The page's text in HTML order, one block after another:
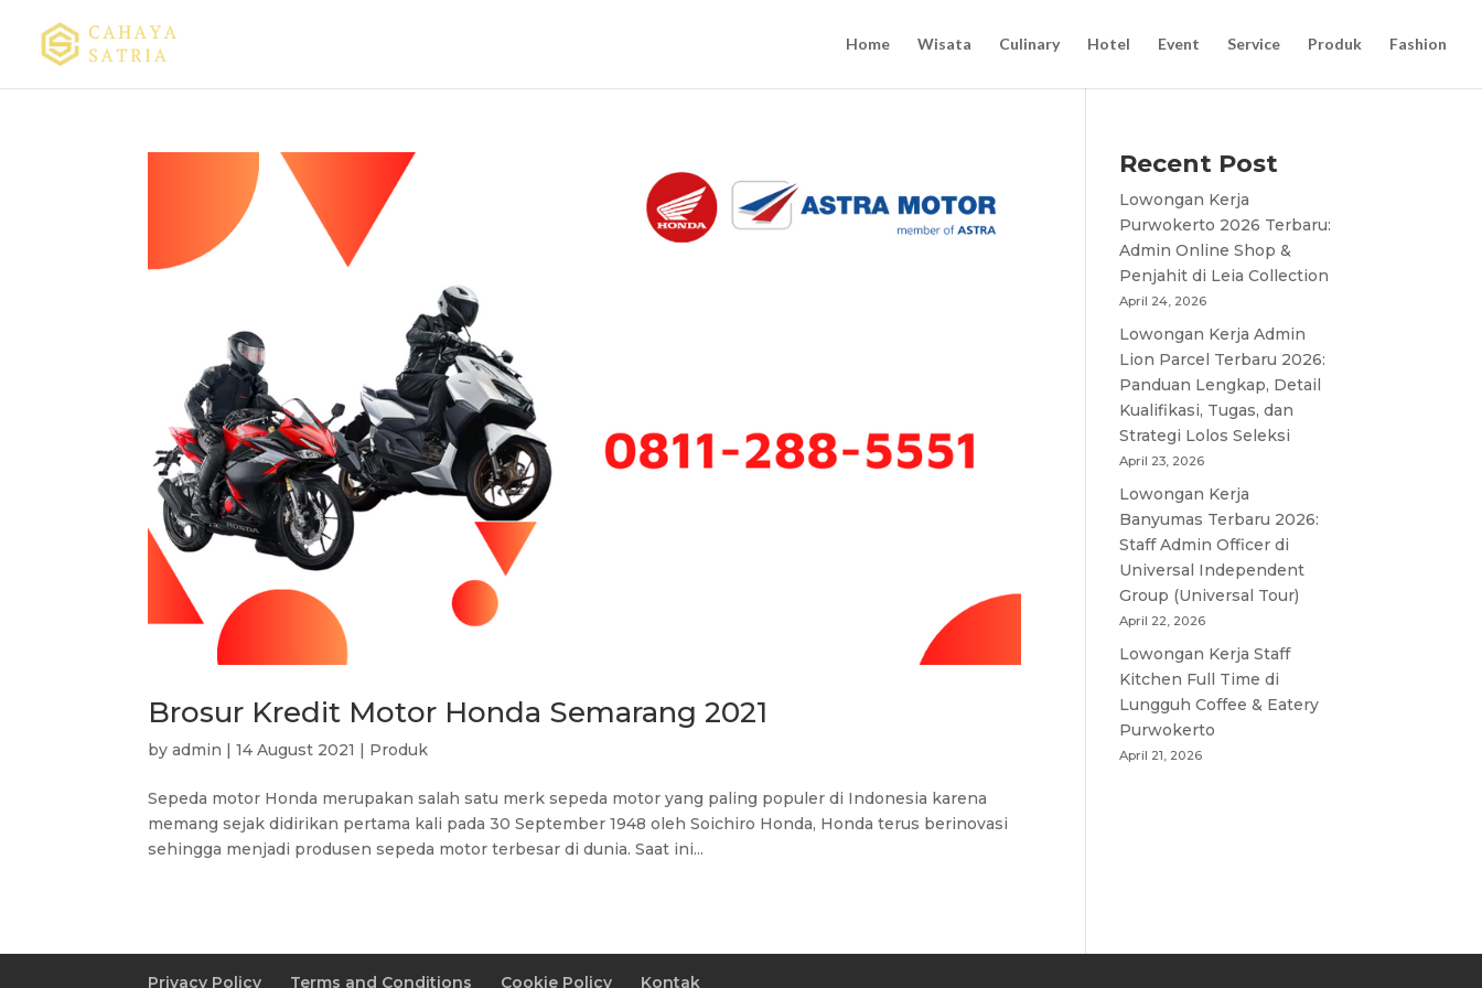
Home Wisata Culinary Hotel Event Service Produk Fashion
Brosur Kredit Motor Honda Semarang 2021
byadmin |14 August 2021 | Produk
Sepeda motor Honda merupakan salah satu merk sepeda motor yang paling populer di Indonesia karena
memang sejak didirikan pertama kali pada 30 September 1948 oleh Soichiro Honda, Honda terus berinovasi
sehingga menjadi produsen sepeda motor terbesar di dunia. Saat ini...
Recent Post
Lowongan Kerja
Purwokerto 2026 Terbaru:
Admin Online Shop &
Penjahit di Leia Collection
April 24, 2026
Lowongan Kerja Admin
Lion Parcel Terbaru 2026:
Panduan Lengkap, Detail
Kualifikasi, Tugas, dan
Strategi Lolos Seleksi
April 23, 2026
Lowongan Kerja
Banyumas Terbaru 2026:
Staff Admin Officer di
Universal Independent
Group (Universal Tour)
April 22, 2026
Lowongan Kerja Staff
Kitchen Full Time di
Lungguh Coffee & Eatery
Purwokerto
April 21, 2026
Privacy Policy Terms and Conditions Cookie Policy Kontak